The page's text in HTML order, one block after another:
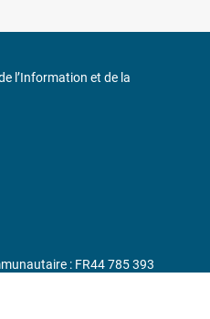
l’Information et de la
: FR44 785 393